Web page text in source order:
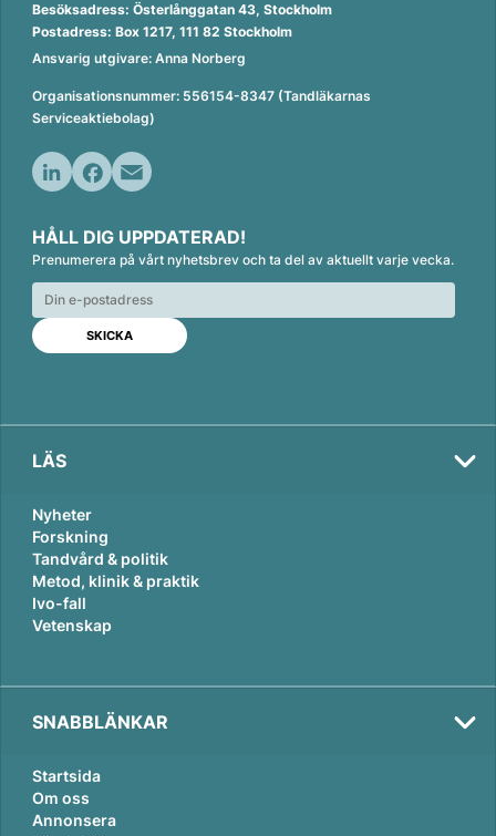
Besöksadress: Österlånggatan 43, Stockholm
Postadress: Box 1217, 111 82 Stockholm
Ansvarig utgivare: Anna Norberg
Organisationsnummer: 556154-8347 (Tandläkarnas
Serviceaktiebolag)
n
k
e
d
n
c
e
b
o
o
k
a
i
l
HÅLL DIG UPPDATERAD!
Prenumerera på vårt nyhetsbrev och ta del av aktuellt varje vecka.
LÄS
Nyheter
Forskning
Tandvård & politik
Metod, klinik & praktik
Ivo-fall
Vetenskap
SNABBLÄNKAR
Startsida
Om oss
Annonsera